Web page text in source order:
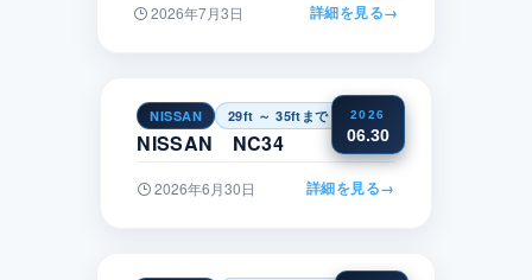
2026年7月3日 詳細を見る→
2026
06.30
NISSAN 29ft ～ 35ftまで 関東
NISSAN NC34
2026年6月30日 詳細を見る→